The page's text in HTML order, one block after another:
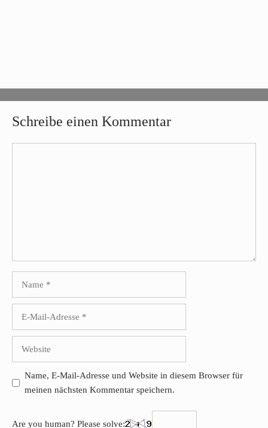
Schreibe einen Kommentar
Adresse
Name, E-Mail-Adresse und Website in diesem Browser für
meinen nächsten Kommentar speichern.
Are you human? Please solve: